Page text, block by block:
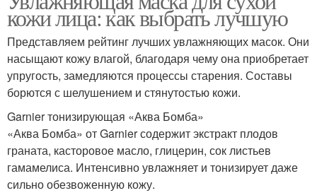
кожи лица: как выбрать лучшую
Представляем рейтинг лучших увлажняющих масок. Они
насыщают кожу влагой, благодаря чему она приобретает
упругость, замедляются процессы старения. Составы
борются с шелушением и стянутостью кожи.
Garnier тонизирующая «Аква Бомба»
«Аква Бомба» от Garnier содержит экстракт плодов
граната, касторовое масло, глицерин, сок листьев
гамамелиса. Интенсивно увлажняет и тонизирует даже
сильно обезвоженную кожу.